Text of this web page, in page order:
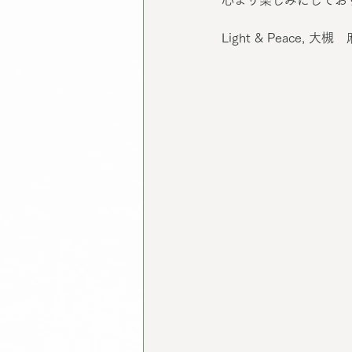
Light & Peace, 大槻　